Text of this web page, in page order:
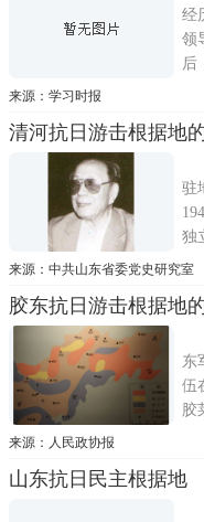
其
经
领
后
战
东
来源：学习时报
清河抗日游击根据地
驻
独
月
县
铁
来源：中共山东省委党史研究室
胶东抗日游击根据地
东
伍
胶
间
来源：人民政协报
山东抗日民主根据地